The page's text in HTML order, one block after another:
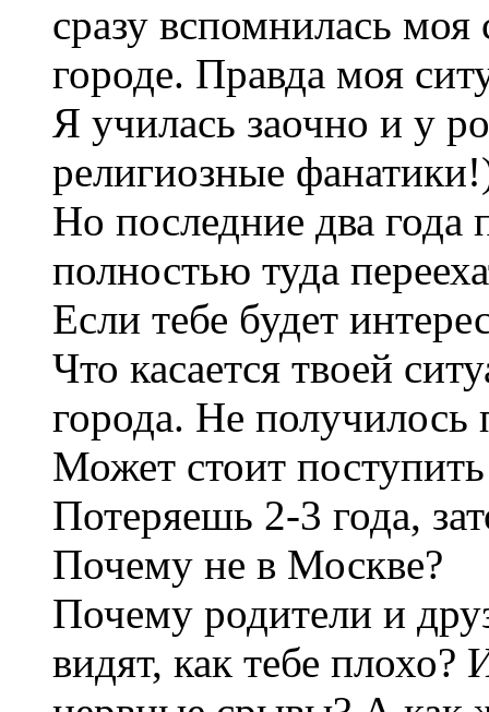
сразу вспомнилась моя
городе. Правда моя
Я училась заочно и у
религиозные
Но последние два года
полностью туда
Если тебе будет
Что касается твоей
города. Не получилось
Может стоит
Потеряешь 2-3 года,
Почему не в Москве?
Почему родители и
видят, как тебе